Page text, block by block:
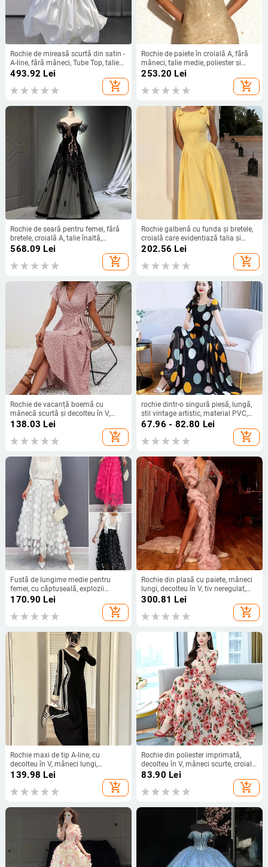
Rochie de mireasă scurtă din satin -
A-line, fără mâneci, Tube Top, talie
înaltă, vară 2025
493.92 Lei
add_shopping_cart
Rochie de paiete în croială A, fără
mâneci, talie medie, poliester și
elastan, detalii colaj, potrivită
253.20 Lei
add_shopping_cart
Rochie de seară pentru femei, fără
bretele, croială A, talie înaltă,
mâneci 3/4, fustă lungă
568.09 Lei
add_shopping_cart
Rochie galbenă cu funda și bretele,
croială care evidențiază talia și
fustă evazată
202.56 Lei
add_shopping_cart
Rochie de vacanță boemă cu
mânecă scurtă și decolteu în V,
model Independent Station
138.03 Lei
add_shopping_cart
rochie dintr-o singură piesă, lungă,
stil vintage artistic, material PVC,
decolteu rotund, mâneci scurte,
67.96 - 82.80 Lei
add_shopping_cart
Fustă de lungime medie pentru
femei, cu căptușeală, explozii
transfrontaliere europene și
americane, primăvară și vară,
tridimensional, cusut decorativ,
170.90 Lei
add_shopping_cart
Rochie din plasă cu paiete, mâneci
lungi, decolteu în V, tiv neregulat,
rochie de seară
300.81 Lei
add_shopping_cart
Rochie maxi de tip A-line, cu
decolteu în V, mâneci lungi,
poliester, imprimeu color-block
139.98 Lei
add_shopping_cart
Rochie din poliester imprimată,
decolteu în V, mâneci scurte, croială
în linie A, lungime medie
83.90 Lei
add_shopping_cart